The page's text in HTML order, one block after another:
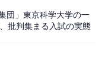
団」東京科学大学の一
批判集まる入試の実態